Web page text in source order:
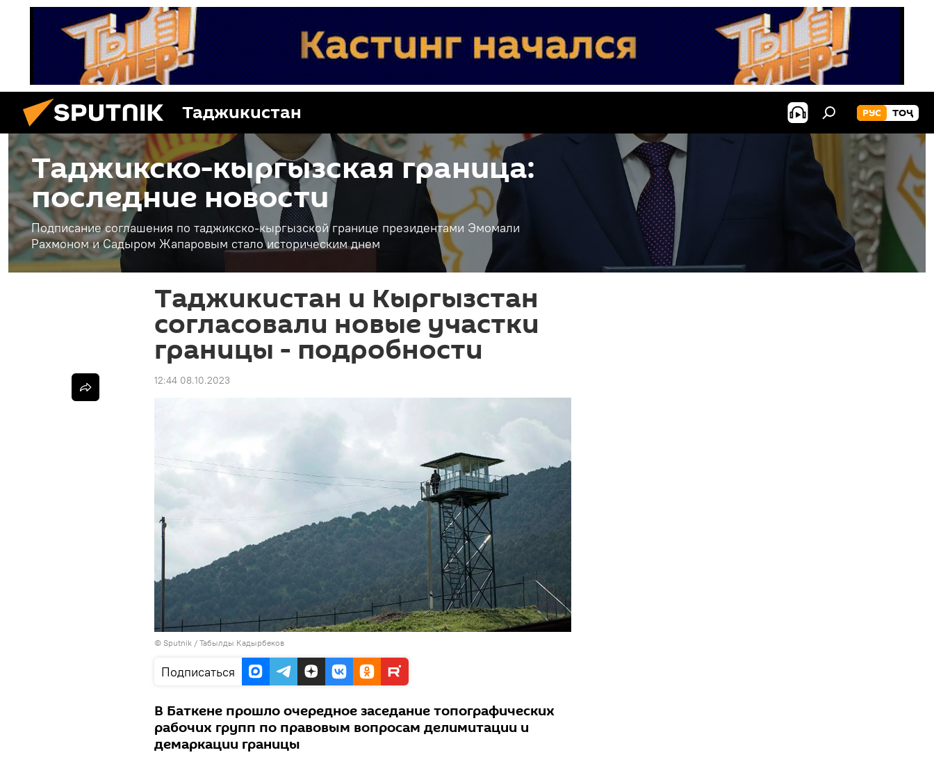
Таджикистан РУС ТОҶ
Таджикско-кыргызская граница:
последние новости
Подписание соглашения по таджикско-кыргызской границе президентами Эмомали
Рахмоном и Садыром Жапаровым стало историческим днем
Таджикистан и Кыргызстан
согласовали новые участки
границы - подробности
12:44 08.10.2023
© Sputnik / Табылды Кадырбеков
Подписаться
В Баткене прошло очередное заседание топографических
рабочих групп по правовым вопросам делимитации и
демаркации границы